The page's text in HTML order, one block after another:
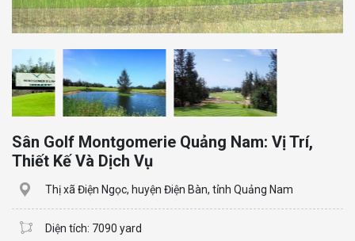
Sân Golf Montgomerie Quảng Nam: Vị Trí,
Thiết Kế Và Dịch Vụ
Thị xã Điện Ngọc, huyện Điện Bàn, tỉnh Quảng Nam
Diện tích: 7090 yard